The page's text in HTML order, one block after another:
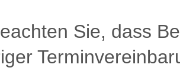
Sie, dass